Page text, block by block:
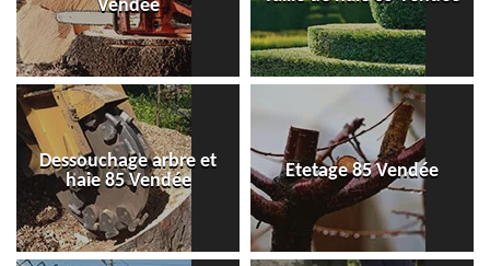
Vendée
Dessouchage arbre et
haie 85 Vendée
Etetage 85 Vendée